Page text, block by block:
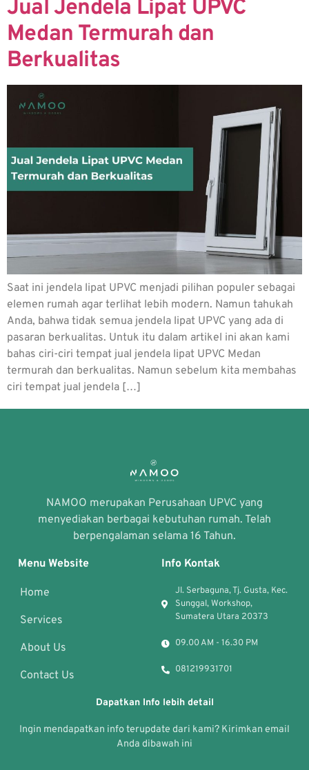
Jual Jendela Lipat UPVC
Medan Termurah dan
Berkualitas
Saat ini jendela lipat UPVC menjadi pilihan populer sebagai
elemen rumah agar terlihat lebih modern. Namun tahukah
Anda, bahwa tidak semua jendela lipat UPVC yang ada di
pasaran berkualitas. Untuk itu dalam artikel ini akan kami
bahas ciri-ciri tempat jual jendela lipat UPVC Medan
termurah dan berkualitas. Namun sebelum kita membahas
ciri tempat jual jendela […]
NAMOO merupakan Perusahaan UPVC yang
menyediakan berbagai kebutuhan rumah. Telah
berpengalaman selama 16 Tahun.
Menu Website
Home
Services
About Us
Contact Us
Info Kontak
Jl. Serbaguna, Tj. Gusta, Kec.
Sunggal, Workshop,
Sumatera Utara 20373
09.00 AM - 16.30 PM
081219931701
Dapatkan Info lebih detail
Ingin mendapatkan info terupdate dari kami? Kirimkan email
Anda dibawah ini